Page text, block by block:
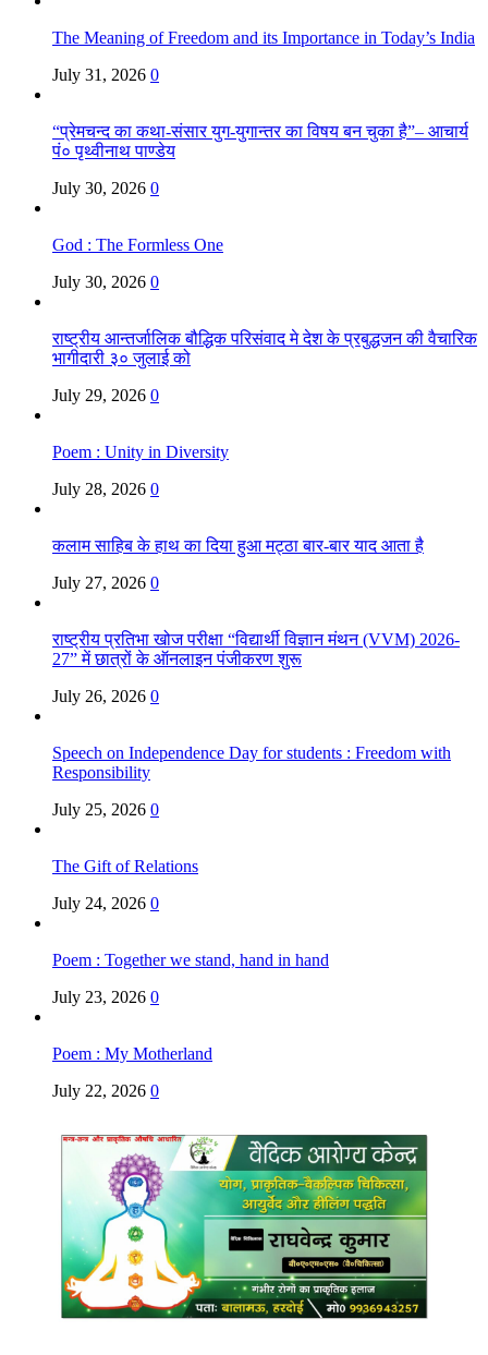
The Meaning of Freedom and its Importance in Today’s India
July 31, 2026 0
“प्रेमचन्द का कथा-संसार युग-युगान्तर का विषय बन चुका है”– आचार्य
पं० पृथ्वीनाथ पाण्डेय
July 30, 2026 0
God : The Formless One
July 30, 2026 0
राष्ट्रीय आन्तर्जालिक बौद्धिक परिसंवाद मे देश के प्रबुद्धजन की वैचारिक
भागीदारी ३० जुलाई को
July 29, 2026 0
Poem : Unity in Diversity
July 28, 2026 0
कलाम साहिब के हाथ का दिया हुआ मट्ठा बार-बार याद आता है
July 27, 2026 0
राष्ट्रीय प्रतिभा खोज परीक्षा “विद्यार्थी विज्ञान मंथन (VVM) 2026-
27” में छात्रों के ऑनलाइन पंजीकरण शुरू
July 26, 2026 0
Speech on Independence Day for students : Freedom with
Responsibility
July 25, 2026 0
The Gift of Relations
July 24, 2026 0
Poem : Together we stand, hand in hand
July 23, 2026 0
Poem : My Motherland
July 22, 2026 0